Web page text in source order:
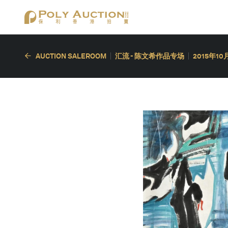
AUCTION SALEROOM 汇流 - 陈文希作品专场 2015年10